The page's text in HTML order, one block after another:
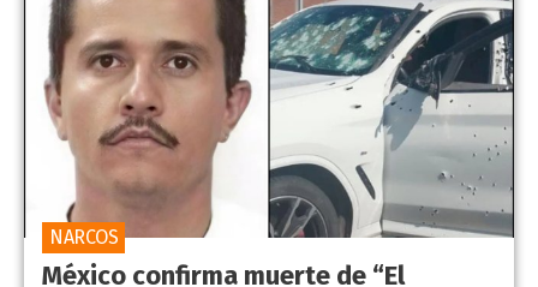
México confirma muerte de “El
NARCOS